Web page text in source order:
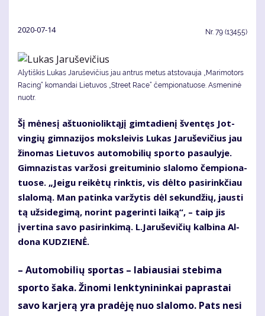
2020-07-14 Nr. 79 (13455)
Alytiškis Lukas Jaruševičius jau antrus metus atstovauja „Marimotors
Racing“ komandai Lietuvos „Street Race“ čempionatuose. Asmeninė
nuotr.
Šį mė­ne­sį aš­tuo­nio­lik­tą­jį gim­ta­die­nį šven­tęs Jot­
vin­gių gim­na­zi­jos moks­lei­vis Lu­kas Ja­ru­še­vi­čius jau
ži­no­mas Lie­tu­vos au­to­mo­bi­lių spor­to pa­sau­ly­je.
Gim­na­zis­tas var­žo­si grei­tu­mi­nio sla­lo­mo čem­pio­na­
tuo­se. „Jei­gu rei­kė­tų rink­tis, vis dėl­to pa­si­rink­čiau
sla­lo­mą. Man pa­tin­ka var­žy­tis dėl se­kun­džių, jaus­ti
tą už­si­de­gi­mą, no­rint pa­ge­rin­ti lai­ką“, – taip jis
įver­ti­na sa­vo pa­si­rin­ki­mą. L.Ja­ru­še­vi­čių kal­bi­na Al­
do­na KU­DZIE­NĖ.
– Au­to­mo­bi­lių spor­tas – la­biau­siai ste­bi­ma
spor­to ša­ka. Ži­no­mi lenk­ty­ni­nin­kai pa­pras­tai
sa­vo kar­je­rą yra pra­dė­ję nuo sla­lo­mo. Pats ne­si